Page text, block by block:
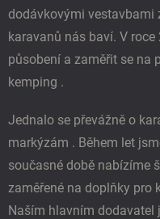
dodávkovými vestavbami
karavanů nás baví. V
působení a zaměřit se na
kemping .
Jednalo se převážně o
markýzám . Během let
současné době nabízíme
zaměřené na doplňky pro
Naším hlavním dodavatel